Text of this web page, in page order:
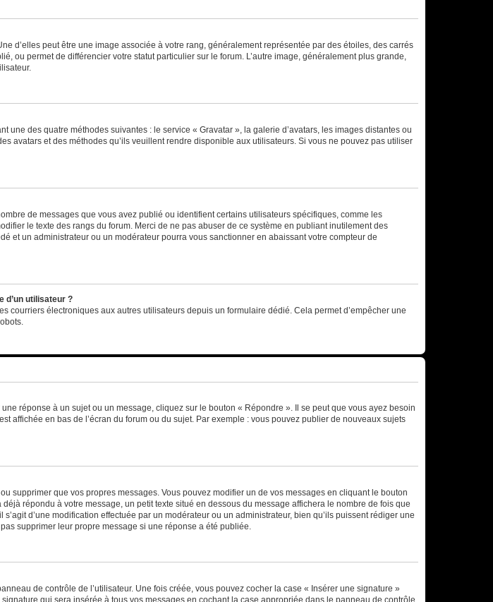
d’elles peut être une image associée à votre rang, généralement représentée par des étoiles, des carrés
ou permet de différencier votre statut particulier sur le forum. L’autre image, généralement plus grande,
des quatre méthodes suivantes : le service « Gravatar », la galerie d’avatars, les images distantes ou
avatars et des méthodes qu’ils veuillent rendre disponible aux utilisateurs. Si vous ne pouvez pas utiliser
de messages que vous avez publié ou identifient certains utilisateurs spécifiques, comme les
le texte des rangs du forum. Merci de ne pas abuser de ce système en publiant inutilement des
et un administrateur ou un modérateur pourra vous sanctionner en abaissant votre compteur de
d’un utilisateur ?
électroniques aux autres utilisateurs depuis un formulaire dédié. Cela permet d’empêcher une
réponse à un sujet ou un message, cliquez sur le bouton « Répondre ». Il se peut que vous ayez besoin
affichée en bas de l’écran du forum ou du sujet. Par exemple : vous pouvez publier de nouveaux sujets
supprimer que vos propres messages. Vous pouvez modifier un de vos messages en cliquant le bouton
répondu à votre message, un petit texte situé en dessous du message affichera le nombre de fois que
d’une modification effectuée par un modérateur ou un administrateur, bien qu’ils puissent rédiger une
supprimer leur propre message si une réponse a été publiée.
de contrôle de l’utilisateur. Une fois créée, vous pouvez cocher la case « Insérer une signature »
qui sera insérée à tous vos messages en cochant la case appropriée dans le panneau de contrôle